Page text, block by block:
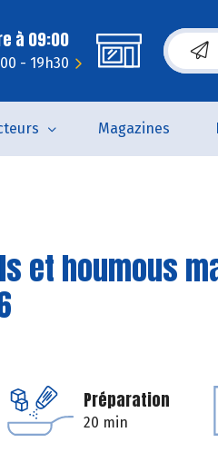
à 09:00
- 19h30
Magazines
et houmous
Préparation
20 min